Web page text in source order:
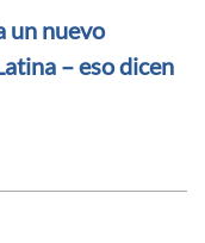
un nuevo
– eso dicen